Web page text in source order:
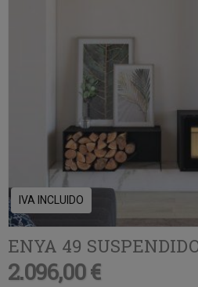
IVA INCLUIDO
ENYA 49
2.096,00 €